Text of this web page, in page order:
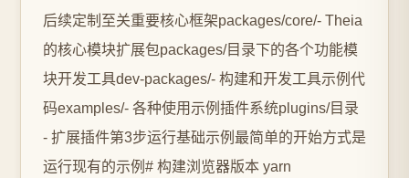
后续定制至关重要核心框架packages/core/- Theia
的核心模块扩展包packages/目录下的各个功能模
块开发工具dev-packages/- 构建和开发工具示例代
码examples/- 各种使用示例插件系统plugins/目录
- 扩展插件第3步运行基础示例最简单的开始方式是
运行现有的示例# 构建浏览器版本 yarn